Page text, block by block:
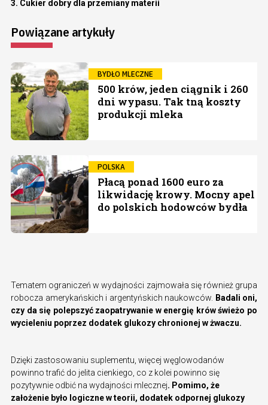
3. Cukier dobry dla przemiany materii
Powiązane artykuły
BYDŁO MLECZNE
500 krów, jeden ciągnik i 260
dni wypasu. Tak tną koszty
produkcji mleka
POLSKA
Płacą ponad 1600 euro za
likwidację krowy. Mocny apel
do polskich hodowców bydła
Tematem ograniczeń w wydajności zajmowała się również grupa
robocza amerykańskich i argentyńskich naukowców. Badali oni,
czy da się polepszyć zaopatrywanie w energię krów świeżo po
wycieleniu poprzez dodatek glukozy chronionej w żwaczu.
Dzięki zastosowaniu suplementu, więcej węglowodanów
powinno trafić do jelita cienkiego, co z kolei powinno się
pozytywnie odbić na wydajności mlecznej. Pomimo, że
założenie było logiczne w teorii, dodatek odpornej glukozy